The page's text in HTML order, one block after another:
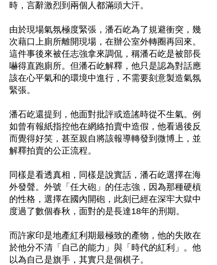
時，言辭激烈到兩個人都滿頭大汗。
由於現場氣氛極度緊張，潘石屹為了規避衝突，幾
次藉口上廁所離開現場，在辦公室外轉圈再回來。
這件事後來被任志強拿來調侃，稱潘石屹是被部長
嚇得直跑廁所。但潘石屹解釋，他只是認為對話應
該在心平氣和的環境中進行，不需要刻意製造氣氛
緊張。
潘石屹還提到，他面對批評或造謠時從不生氣。例
如曾有報紙指控他在網絡拍賣中造假，他看過後反
而覺得好笑，甚至親自將該報導轉發到微博上，並
解釋拍賣的公正流程。
同樣是看透真相，同樣是說實話，潘石屹選擇在海
外發聲。外號「任大砲」的任志強，因為那種硬槓
的性格，選擇在國內開砲，此刻已經在深牢大獄中
度過了數個春秋，面對的是長達18年的刑期。
而許家印是地產紅利期最極致的產物，他的失敗在
於他分不清「自己的能力」與「時代的紅利」。他
以為自己是旗手，其實只是個棋子。